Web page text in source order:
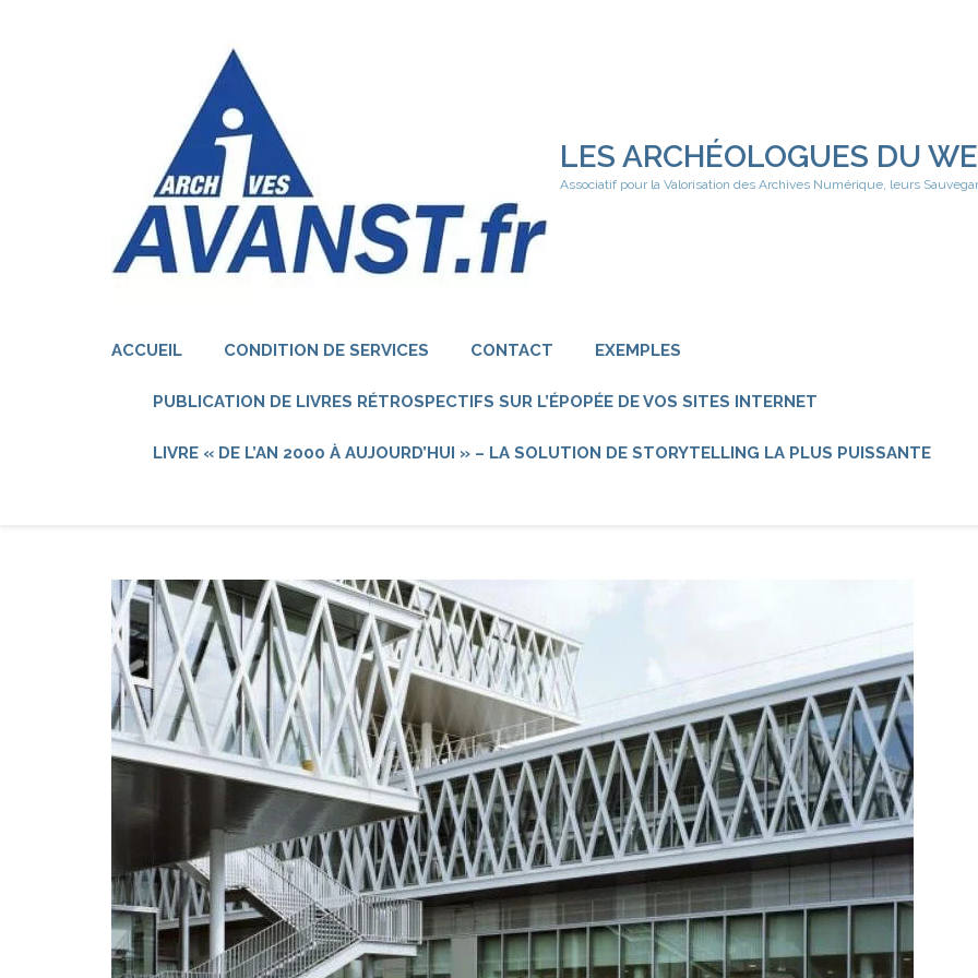
LES ARCHÉOLOGUES DU
Associatif pour la Valorisation des Archives Numérique, leurs
ACCUEIL CONDITION DE SERVICES CONTACT EXEMPLES
PUBLICATION DE LIVRES RÉTROSPECTIFS SUR L’ÉPOPÉE DE VOS SITES INTERNET
LIVRE « DE L’AN 2000 À AUJOURD’HUI » – LA SOLUTION DE STORYTELLING LA PLUS PUISSANTE